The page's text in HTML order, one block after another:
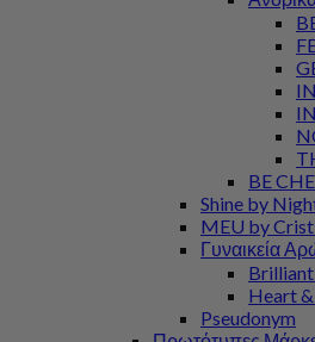
BE
Shine by
MEU by
Γυναικεία
Heart &
Pseudonym